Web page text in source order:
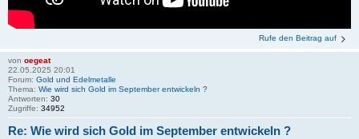
Rufe den Beitrag auf
von oegeat
22.05.2025 20:01
Forum: Gold und Edelmetalle
Thema: Wie wird sich Gold im September entwickeln ?
Antworten: 30
Zugriffe: 34952
Re: Wie wird sich Gold im September entwickeln ?